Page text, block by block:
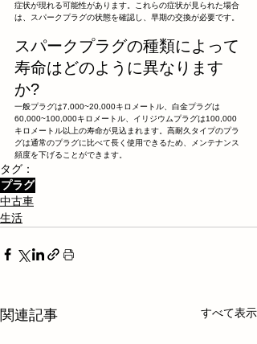
症状が現れる可能性があります。これらの症状が見られた場合
は、スパークプラグの状態を確認し、早期の交換が必要です。
スパークプラグの種類によって
寿命はどのように異なります
か?
一般プラグは7,000~20,000キロメートル、白金プラグは
60,000~100,000キロメートル、イリジウムプラグは100,000
キロメートル以上の寿命が見込まれます。高耐久タイプのプラ
グは通常のプラグに比べて長く使用できるため、メンテナンス
頻度を下げることができます。
タグ：
プラグ
中古車
生活
関連記事 すべて表示